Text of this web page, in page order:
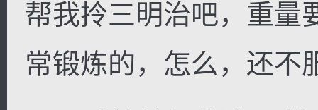
帮我拎三明治吧，重量
常锻炼的，怎么，还不